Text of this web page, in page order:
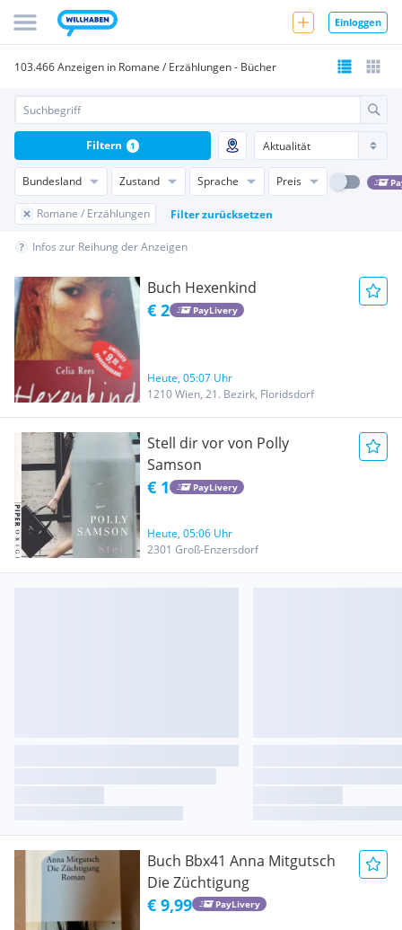
Einloggen
103.466 Anzeigen in Romane / Erzählungen - Bücher
Bundesland Zustand Sprache Preis
Romane / Erzählungen Filter zurücksetzen
Filtern 1
Infos zur Reihung der Anzeigen
Buch Hexenkind
€ 2 PayLivery
Heute, 05:07 Uhr
1210 Wien, 21. Bezirk, Floridsdorf
Stell dir vor von Polly
Samson
€ 1 PayLivery
Heute, 05:06 Uhr
2301 Groß-Enzersdorf
Buch Bbx41 Anna Mitgutsch
Die Züchtigung
€ 9,99 PayLivery